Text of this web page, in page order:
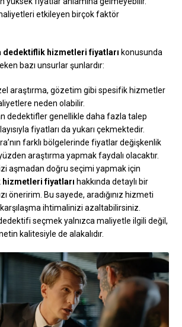
etkileyen birçok faktör
dedektiflik hizmetleri fiyatları konusunda
bazı unsurlar şunlardır:
araştırma, gözetim gibi spesifik hizmetler
neden olabilir.
dedektifler genellikle daha fazla talep
fiyatları da yukarı çekmektedir.
farklı bölgelerinde fiyatlar değişkenlik
araştırma yapmak faydalı olacaktır.
aşmadan doğru seçimi yapmak için
fiyatları hakkında detaylı bir
öneririm. Bu sayede, aradığınız hizmeti
ihtimalinizi azaltabilirsiniz.
seçmek yalnızca maliyetle ilgili değil,
kalitesiyle de alakalıdır.